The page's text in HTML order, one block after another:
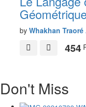
by Whakhan
454
Don't Miss